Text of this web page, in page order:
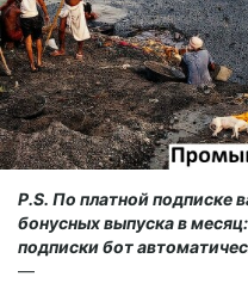
P.S. По платной подписке
бонусных выпуска в месяц:
подписки бот
—